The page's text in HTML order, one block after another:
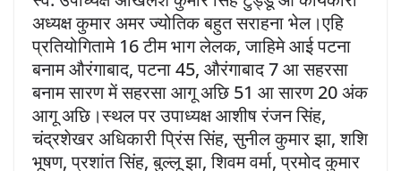
अध्यक्ष कुमार अमर ज्योतिक बहुत सराहना भेल।एहि
प्रतियोगितामे 16 टीम भाग लेलक, जाहिमे आई पटना
बनाम औरंगाबाद, पटना 45, औरंगाबाद 7 आ सहरसा
बनाम सारण में सहरसा आगू अछि 51 आ सारण 20 अंक
आगू अछि।स्थल पर उपाध्यक्ष आशीष रंजन सिंह,
चंद्रशेखर अधिकारी प्रिंस सिंह, सुनील कुमार झा, शशि
भूषण, प्रशांत सिंह, बुल्लू झा, शिवम वर्मा, प्रमोद कुमार